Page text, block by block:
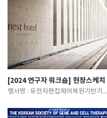
[2024 연구자 워크숍] 현장스케치
행사명 : 유전자편집제어복원기반기술개발사업 2024 연구자 워크숍일 시 : 2024. 06…